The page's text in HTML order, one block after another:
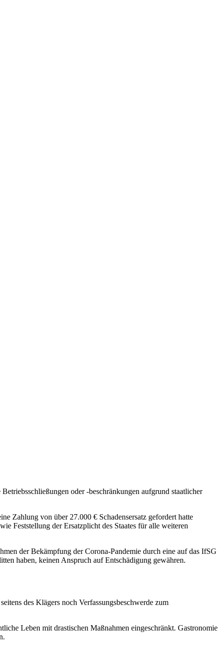
oder -beschränkungen aufgrund staatlicher
Zahlung von über 27.000 € Schadensersatz gefordert hatte
Feststellung der Ersatzplicht des Staates für alle weiteren
der Bekämpfung der Corona-Pandemie durch eine auf das IfSG
haben, keinen Anspruch auf Entschädigung gewähren.
des Klägers noch Verfassungsbeschwerde zum
Leben mit drastischen Maßnahmen eingeschränkt. Gastronomie